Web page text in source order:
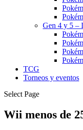
Gen 4 y 5 –
TCG
Torneos y eventos
Select Page
Wii menos de